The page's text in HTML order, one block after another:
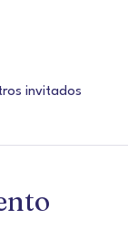
invitados